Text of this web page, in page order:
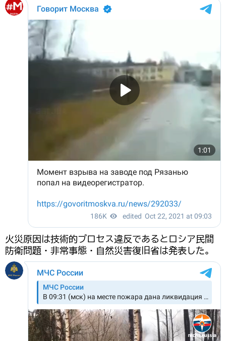
火災原因は技術的プロセス違反であるとロシア民間
防衛問題・非常事態・自然災害復旧省は発表した。